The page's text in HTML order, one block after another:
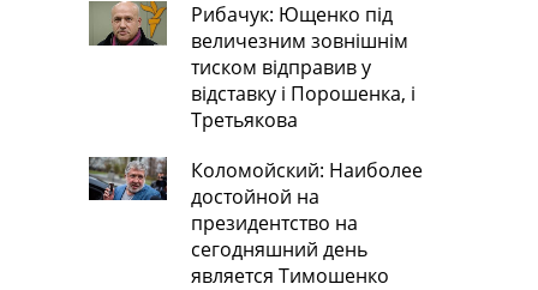
Рибачук: Ющенко під
величезним зовнішнім
тиском відправив у
відставку і Порошенка, і
Третьякова
Коломойский: Наиболее
достойной на
президентство на
сегодняшний день
является Тимошенко